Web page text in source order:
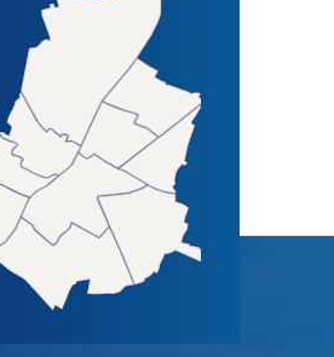
ASSOCIATIONS DE LA VILLE